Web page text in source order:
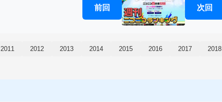
前回 次回
2011 2012 2013 2014 2015 2016 2017 2018